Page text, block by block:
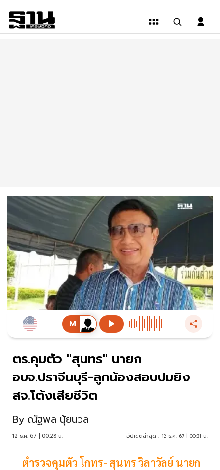
ตร.คุมตัว "สุนทร" นายก
อบจ.ปราจีนบุรี-ลูกน้องสอบปมยิง
สจ.โต้งเสียชีวิต
By ณัฐพล นุ้ยนวล
12 ธ.ค. 67 | 00:28 น. อัปเดตล่าสุด : 12 ธ.ค. 67 | 00:31 น.
ตำรวจคุมตัว โกทร- สุนทร วิลาวัลย์ นายก